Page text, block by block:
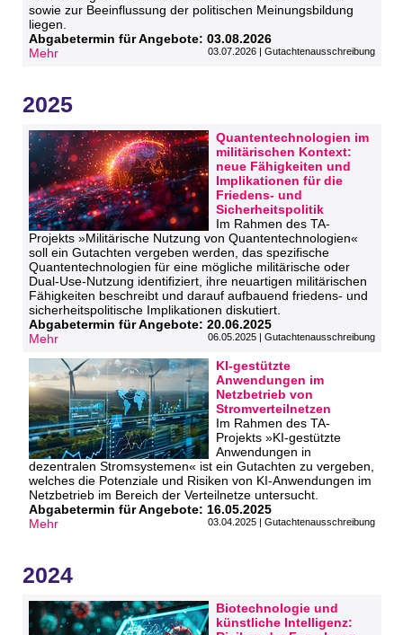
sowie zur Beeinflussung der politischen Meinungsbildung
liegen.
Abgabetermin für Angebote: 03.08.2026
Mehr
03.07.2026 | Gutachtenausschreibung
2025
Quantentechnologien im
militärischen Kontext:
neue Fähigkeiten und
Implikationen für die
Friedens- und
Sicherheitspolitik
Im Rahmen des TA-
Projekts »Militärische Nutzung von Quantentechnologien«
soll ein Gutachten vergeben werden, das spezifische
Quantentechnologien für eine mögliche militärische oder
Dual-Use-Nutzung identifiziert, ihre neuartigen militärischen
Fähigkeiten beschreibt und darauf aufbauend friedens- und
sicherheitspolitische Implikationen diskutiert.
Abgabetermin für Angebote: 20.06.2025
Mehr
06.05.2025 | Gutachtenausschreibung
KI-gestützte
Anwendungen im
Netzbetrieb von
Stromverteilnetzen
Im Rahmen des TA-
Projekts »KI-gestützte
Anwendungen in
dezentralen Stromsystemen« ist ein Gutachten zu vergeben,
welches die Potenziale und Risiken von KI-Anwendungen im
Netzbetrieb im Bereich der Verteilnetze untersucht.
Abgabetermin für Angebote: 16.05.2025
Mehr
03.04.2025 | Gutachtenausschreibung
2024
Biotechnologie und
künstliche Intelligenz: